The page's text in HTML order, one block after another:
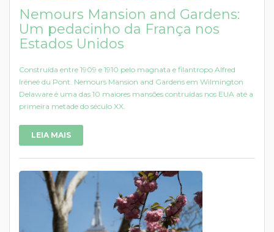
Nemours Mansion and Gardens:
Um pedacinho da França nos
Estados Unidos
Construída entre 1909 e 1910 pelo magnata e filantropo Alfred
Iréneé du Pont. Nemours Mansion and Gardens em Wilmington
Delaware é uma das 10 maiores mansões contruídas nos EUA até a
primeira metade do século XX.
LEIA MAIS